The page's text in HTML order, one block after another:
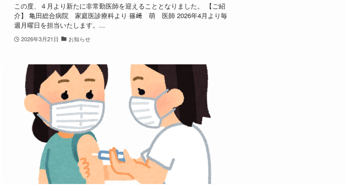
この度、４月より新たに非常勤医師を迎えることとなりました。 【ご紹
介】 亀田総合病院 家庭医診療科より 篠﨑 萌 医師 2026年4月より毎
週月曜日を担当いたします。...
2026年3月21日 お知らせ